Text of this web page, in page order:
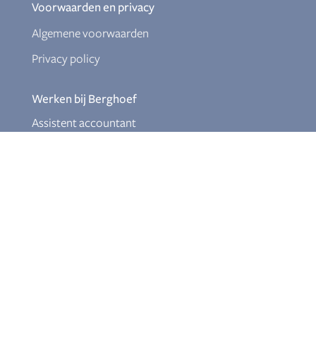
Voorwaarden en privacy
Algemene voorwaarden
Privacy policy
Werken bij Berghoef
Assistent accountant